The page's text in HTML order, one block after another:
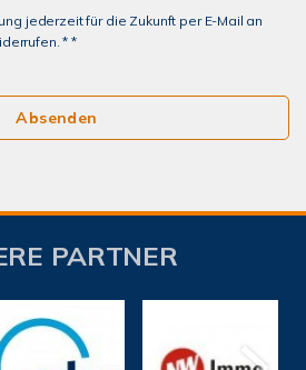
jederzeit für die Zukunft per E-Mail an
* *
Absenden
PARTNER